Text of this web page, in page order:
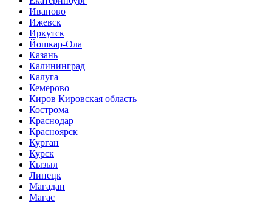
Иваново
Ижевск
Иркутск
Йошкар-Ола
Казань
Калининград
Калуга
Кемерово
Киров Кировская область
Кострома
Краснодар
Красноярск
Курган
Курск
Кызыл
Липецк
Магадан
Магас